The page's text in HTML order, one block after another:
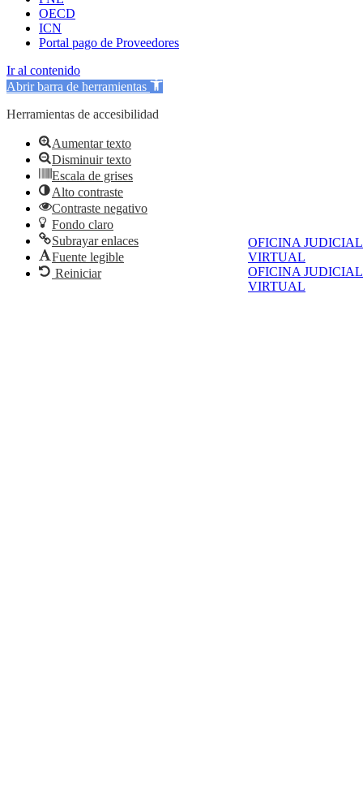
OFICINA JUDICIAL
VIRTUAL
OFICINA JUDICIAL
VIRTUAL
OECD
ICN
Portal pago de Proveedores
Ir al contenido
Abrir barra de herramientas
Herramientas de accesibilidad
Aumentar texto
Disminuir texto
Escala de grises
Alto contraste
Contraste negativo
Fondo claro
Subrayar enlaces
Fuente legible
Reiniciar